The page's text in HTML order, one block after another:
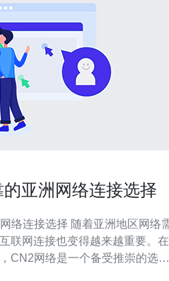
亚洲网络连接选择
着亚洲地区网络需
联网连接也变得越来越重要。在
CN2网络是一个备受推崇的选